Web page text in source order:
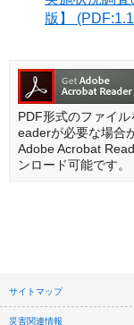
版】
PDF形式のファイ
eaderが必要な場合
Adobe Acrobat
ンロード可能です。
サイトマップ
災害関連情報